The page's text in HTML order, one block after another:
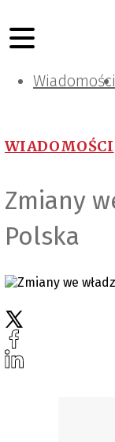
Wiadomości
Tematy
WIADOMOŚCI
Zmiany
Polska